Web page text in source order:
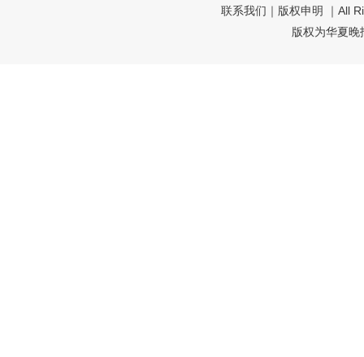
联系我们 ｜ 版权申明 ｜All
版权为华夏